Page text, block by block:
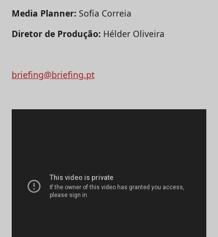
Media Planner: Sofia Correia
Diretor de Produção: Hélder Oliveira
briefing@briefing.pt